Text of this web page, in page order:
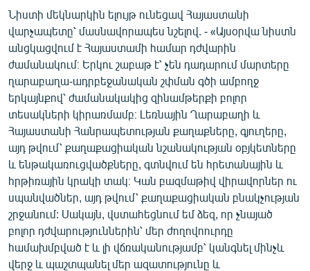
«Ազատության» բոլոր կայքերը
Նիստի մեկնարկին ելույթ ունեցավ Հայաստանի
վարչապետը՝ մասնավորապես նշելով. - «Այսօրվա նիստն
անցկացվում է Հայաստամի համար դժվարին
ժամանակում։ Երկու շաբաթ է՝ չեն դադարում մարտերը
ղարաբաղա-ադրբեջանական շփման գծի ամբողջ
երկայնքով՝ ժամանակակից զինամթերքի բոլոր
տեսակների կիրառմամբ։ Լեռնային Ղարաբաղի և
Հայաստանի Հանրապետության քաղաքները, գյուղերը,
այդ թվում՝ քաղաքացիական նշանակության օբյկետները
և ենթակառուցվածքները, գտնվում են հրետանային և
հրթիռային կրակի տակ։ Կան բազմաթիվ վիրավորներ ու
սպանվածներ, այդ թվում՝ քաղաքացիական բնակչության
շրջանում: Սակայն, վստահեցնում եմ ձեզ, որ չնայած
բոլոր դժվարություններին՝ մեր ժողովոուրդը
համախմբված է և լի վճռականությամբ՝ կանգնել մինչև
վերջ և պաշտպանել մեր ազատությունը և